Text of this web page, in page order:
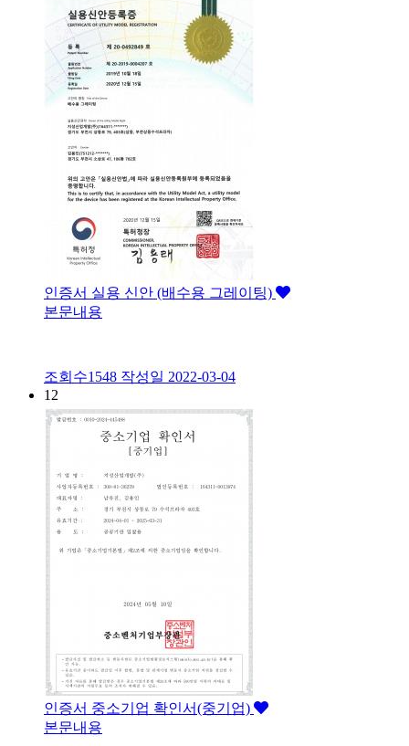
인증서 실용 신안 (배수용 그레이팅)
본문내용
조회수1548 작성일 2022-03-04
12
인증서 중소기업 확인서(중기업)
본문내용